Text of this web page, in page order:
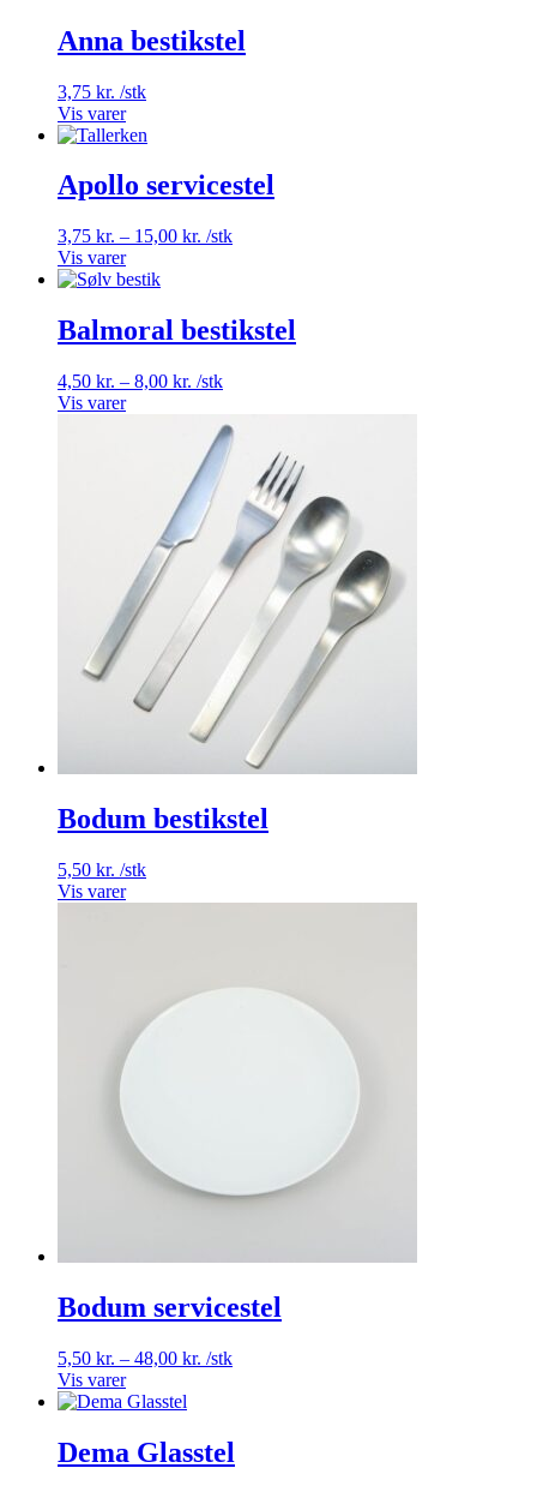
Anna bestikstel
3,75 kr. /stk
Vis varer
Apollo servicestel
3,75 kr. – 15,00 kr. Prisinterval:
/stk
Vis varer
Balmoral bestikstel
4,50 kr. – 8,00 kr. Prisinterval:
8,00 kr.
/stk
Vis varer
Bodum bestikstel
5,50 kr. /stk
Vis varer
Bodum servicestel
5,50 kr. – 48,00 kr. Prisinterval:
/stk
Vis varer
Dema Glasstel